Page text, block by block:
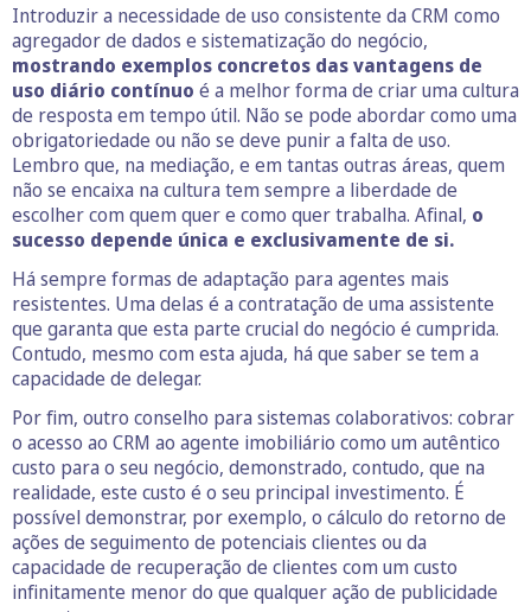
Introduzir a necessidade de uso consistente da CRM como
agregador de dados e sistematização do negócio,
mostrando exemplos concretos das vantagens de
uso diário contínuo é a melhor forma de criar uma cultura
de resposta em tempo útil. Não se pode abordar como uma
obrigatoriedade ou não se deve punir a falta de uso.
Lembro que, na mediação, e em tantas outras áreas, quem
não se encaixa na cultura tem sempre a liberdade de
escolher com quem quer e como quer trabalha. Afinal, o
sucesso depende única e exclusivamente de si.
Há sempre formas de adaptação para agentes mais
resistentes. Uma delas é a contratação de uma assistente
que garanta que esta parte crucial do negócio é cumprida.
Contudo, mesmo com esta ajuda, há que saber se tem a
capacidade de delegar.
Por fim, outro conselho para sistemas colaborativos: cobrar
o acesso ao CRM ao agente imobiliário como um autêntico
custo para o seu negócio, demonstrado, contudo, que na
realidade, este custo é o seu principal investimento. É
possível demonstrar, por exemplo, o cálculo do retorno de
ações de seguimento de potenciais clientes ou da
capacidade de recuperação de clientes com um custo
infinitamente menor do que qualquer ação de publicidade